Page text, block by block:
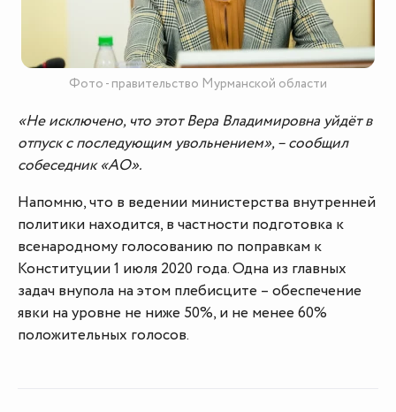
Фото - правительство Мурманской области
«Не исключено, что этот Вера Владимировна уйдёт в
отпуск с последующим увольнением», – сообщил
собеседник «АО».
Напомню, что в ведении министерства внутренней
политики находится, в частности подготовка к
всенародному голосованию по поправкам к
Конституции 1 июля 2020 года. Одна из главных
задач внупола на этом плебисците – обеспечение
явки на уровне не ниже 50%, и не менее 60%
положительных голосов.